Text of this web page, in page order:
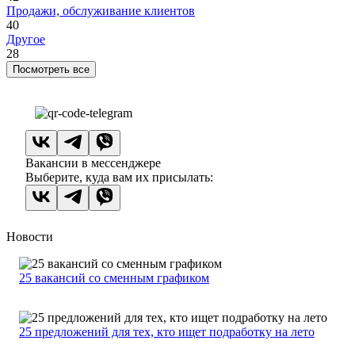
Продажи, обслуживание клиентов
40
Другое
28
Посмотреть все
Вакансии в мессенджере
Выберите, куда вам их присылать:
Новости
25 вакансий со сменным графиком
25 предложений для тех, кто ищет подработку на лето